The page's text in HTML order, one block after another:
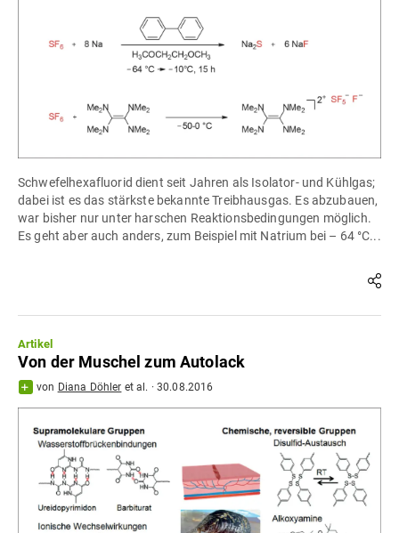
Schwefelhexafluorid dient seit Jahren als Isolator- und Kühlgas;
dabei ist es das stärkste bekannte Treibhausgas. Es abzubauen,
war bisher nur unter harschen Reaktionsbedingungen möglich.
Es geht aber auch anders, zum Beispiel mit Natrium bei – 64 °C...
Artikel
Von der Muschel zum Autolack
von Diana Döhler et al. · 30.08.2016